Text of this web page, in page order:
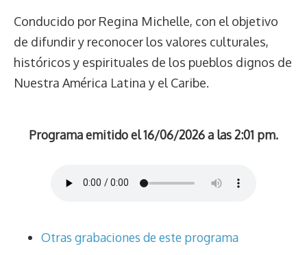
Conducido por Regina Michelle, con el objetivo
de difundir y reconocer los valores culturales,
históricos y espirituales de los pueblos dignos de
Nuestra América Latina y el Caribe.
Programa emitido el 16/06/2026 a las 2:01 pm.
Otras grabaciones de este programa